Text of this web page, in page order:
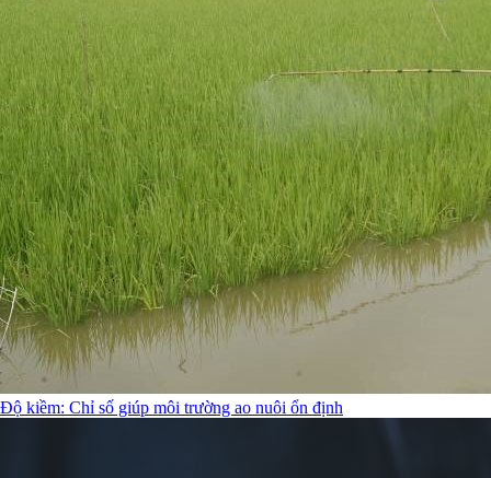
Độ kiềm: Chỉ số giúp môi trường ao nuôi ổn định